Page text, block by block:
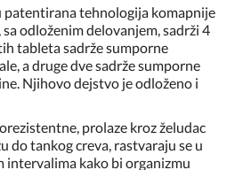
patentirana tehnologija komapnije
sa odloženim delovanjem, sadrži 4
tableta sadrže sumporne
a druge dve sadrže sumporne
Njihovo dejstvo je odloženo i
prolaze kroz želudac
do tankog creva, rastvaraju se u
intervalima kako bi organizmu